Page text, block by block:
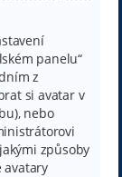
panelu“
z
si avatar v
nebo
způsoby
avatary